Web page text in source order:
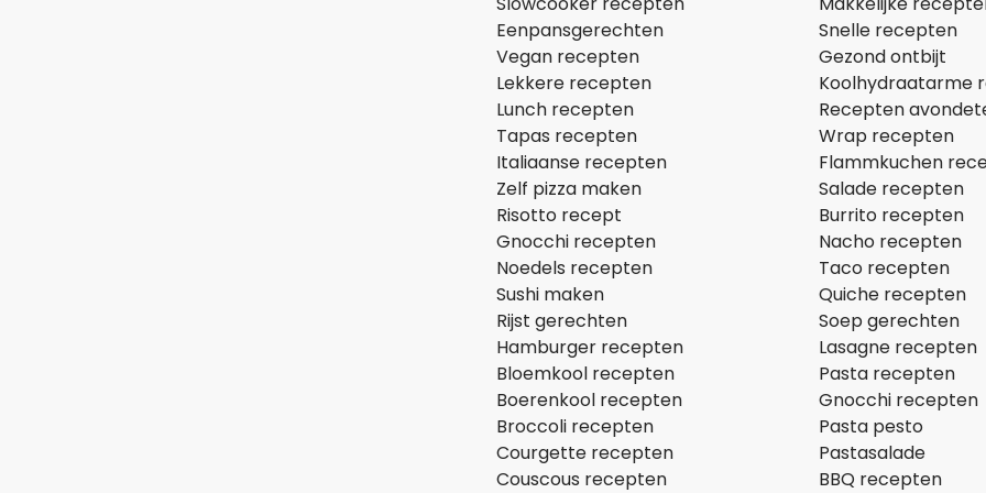
Eenpansgerechten
Vegan recepten
Lekkere recepten
Lunch recepten
Tapas recepten
Italiaanse recepten
Zelf pizza maken
Risotto recept
Gnocchi recepten
Noedels recepten
Sushi maken
Rijst gerechten
Hamburger recepten
Bloemkool recepten
Boerenkool recepten
Broccoli recepten
Courgette recepten
Couscous recepten
Snelle recepten
Gezond ontbijt
Koolhydraatarme
Recepten
Wrap recepten
Flammkuchen
Salade recepten
Burrito recepten
Nacho recepten
Taco recepten
Quiche recepten
Soep gerechten
Lasagne recepten
Pasta recepten
Gnocchi recepten
Pasta pesto
Pastasalade
BBQ recepten